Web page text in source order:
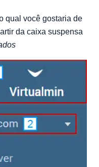
qual você gostaria de
da caixa suspensa